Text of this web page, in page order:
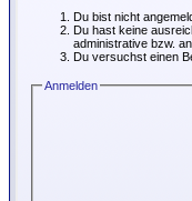
Du bist nicht
Du hast keine
administrative bzw.
Du versuchst einen
Anmelden